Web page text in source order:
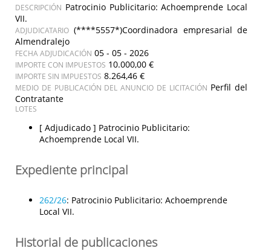
DESCRIPCIÓN Patrocinio Publicitario: Achoemprende Local
VII.
ADJUDICATARIO (****5557*)Coordinadora empresarial de
Almendralejo
FECHA ADJUDICACIÓN 05 - 05 - 2026
IMPORTE CON IMPUESTOS 10.000,00 €
IMPORTE SIN IMPUESTOS 8.264,46 €
MEDIO DE PUBLICACIÓN DEL ANUNCIO DE LICITACIÓN Perfil del
Contratante
LOTES
[ Adjudicado ] Patrocinio Publicitario:
Achoemprende Local VII.
Expediente principal
262/26: Patrocinio Publicitario: Achoemprende
Local VII.
Historial de publicaciones